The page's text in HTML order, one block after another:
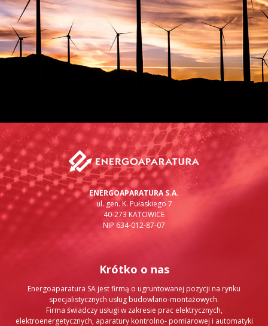
ENERGOAPARATURA S.A.
ul. gen. K. Pułaskiego 7
40-273 KATOWICE
NIP 634-012-87-07
Krótko o nas
Energoaparatura SA jest firmą o ugruntowanej pozycji na rynku
specjalistycznych usług budowlano-montażowych.
Firma świadczy usługi w zakresie prac elektrycznych,
elektroenergetycznych, aparatury kontrolno- pomiarowej i automatyki